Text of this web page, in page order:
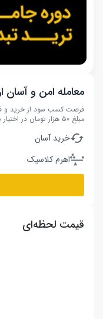
معامله امن و آسان
مبلغ ۵۰ هزار تومان در اختیار شماست.
خرید آسان
اهرم کلاسیک
قیمت لحظه‌ای